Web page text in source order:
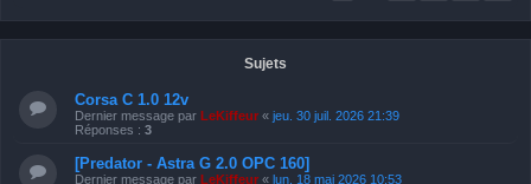
Sujets
Corsa C 1.0 12v
Dernier message par LeKiffeur « jeu. 30 juil. 2026 21:39
Réponses : 3
[Predator - Astra G 2.0 OPC 160]
Dernier message par LeKiffeur « lun. 18 mai 2026 10:53